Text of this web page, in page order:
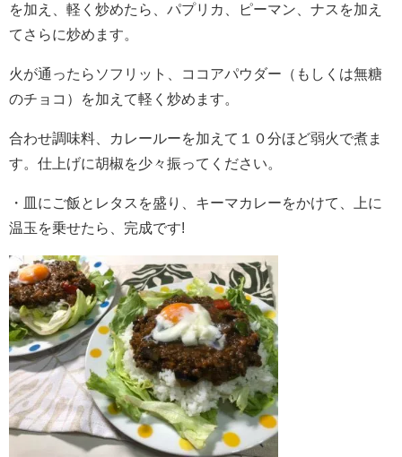
を加え、軽く炒めたら、パプリカ、ピーマン、ナスを加え
てさらに炒めます。
火が通ったらソフリット、ココアパウダー（もしくは無糖
のチョコ）を加えて軽く炒めます。
合わせ調味料、カレールーを加えて１０分ほど弱火で煮ま
す。仕上げに胡椒を少々振ってください。
・皿にご飯とレタスを盛り、キーマカレーをかけて、上に
温玉を乗せたら、完成です!